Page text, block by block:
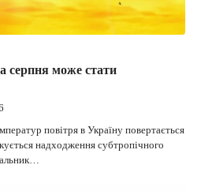
серпня може стати
повітря в Україну повертається
надходження субтропічного